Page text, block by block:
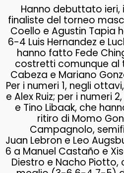
Hanno debuttato ieri,
finaliste del torneo
Coello e Agustin Tapia
6-4 Luis Hernandez e
hanno fatto Fede
costretti comunque al
Cabeza e Mariano
Per i numeri 1, negli
e Alex Ruiz; per i numeri
e Tino Libaak, che
ritiro di Momo
Campagnolo,
Juan Lebron e Leo
6 a Manuel Castaño e
Diestro e Nacho Piotto,